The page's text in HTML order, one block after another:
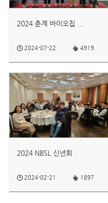
2024 춘계 바이오칩 ...
2024-07-22 4919
2024 NBSL 신년회
2024-02-21 1897